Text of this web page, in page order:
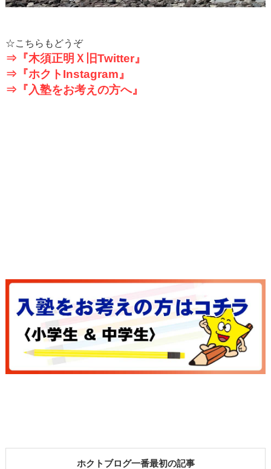
☆こちらもどうぞ
⇒『木須正明Ｘ旧Twitter 』
⇒『ホクトInstagram 』
⇒『入塾をお考えの方へ』
ホクトブログ一番最初の記事